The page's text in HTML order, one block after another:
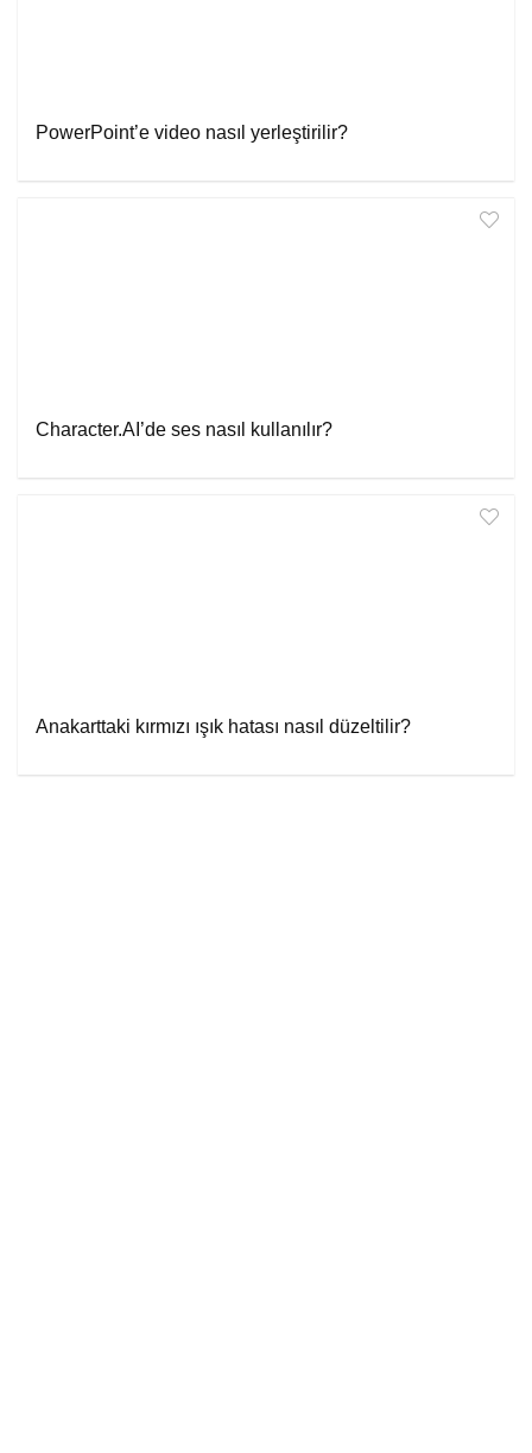
PowerPoint’e video nasıl yerleştirilir?
Character.AI’de ses nasıl kullanılır?
Anakarttaki kırmızı ışık hatası nasıl düzeltilir?